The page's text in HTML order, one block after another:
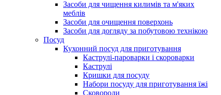
Засоби для чищення килимів та м'яких
меблів
Засоби для очищення поверхонь
Засоби для догляду за побутовою технікою
Посуд
Кухонний посуд для приготування
Каструлі-пароварки і скороварки
Каструлі
Кришки для посуду
Набори посуду для приготування їжі
Сковороди